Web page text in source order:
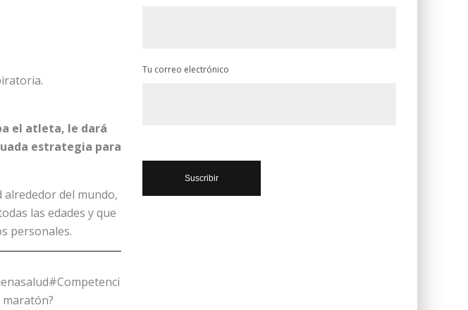
el atleta, le dará
estrategia para
alrededor del mundo,
las edades y que
personales.
Tu correo electrónico